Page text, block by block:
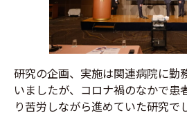
研究の企画、実施は関連病院に勤
いましたが、コロナ禍のなかで患
り苦労しながら進めていた研究で